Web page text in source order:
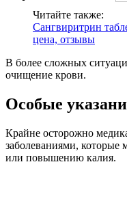
Читайте также:
Сангвиритрин
цена, отзывы
В более сложных
очищение крови.
Особые
Крайне осторожно
заболеваниями, которые
или повышению калия.